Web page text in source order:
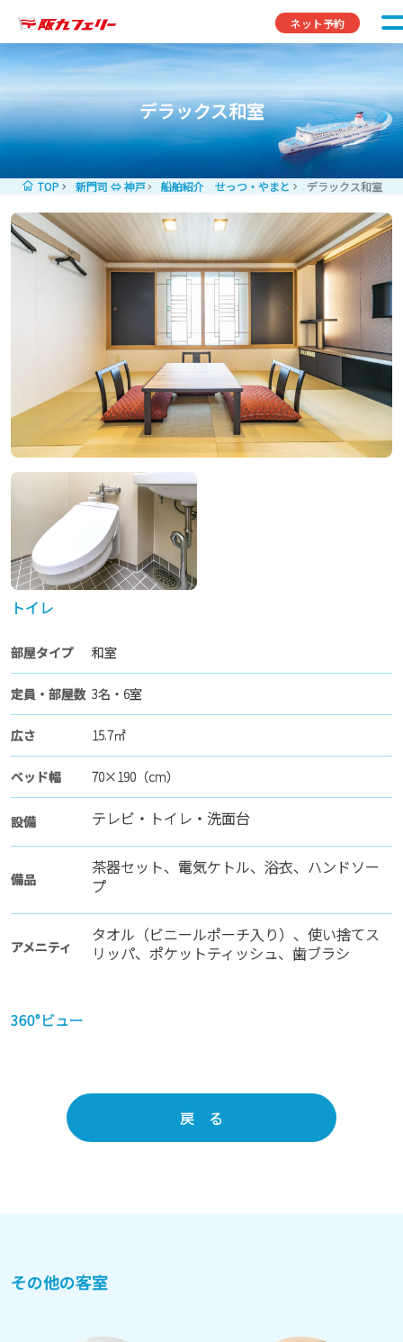
ネット予約
デラックス和室
TOP 新門司 ⇔ 神戸 船舶紹介 せっつ・やまと デラックス和室
トイレ
部屋タイプ 和室
定員・部屋数 3名・6室
広さ 15.7㎡
ベッド幅 70×190（cm）
設備 テレビ・トイレ・洗面台
備品
茶器セット、電気ケトル、浴衣、ハンドソー
プ
アメニティ
タオル（ビニールポーチ入り）、使い捨てス
リッパ、ポケットティッシュ、歯ブラシ
360°ビュー
戻 る
その他の客室